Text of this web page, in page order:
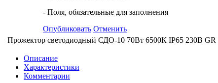
- Поля, обязательные для заполнения
Опубликовать Отменить
Прожектор светодиодный СДО-10 70Вт 6500К IP65 230В
Описание
Характеристики
Комментарии